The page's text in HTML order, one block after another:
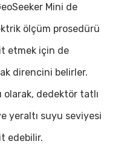
Mini de
ölçüm prosedürü
etmek için de
direncini belirler.
olarak, dedektör tatlı
yeraltı suyu seviyesi
edebilir.